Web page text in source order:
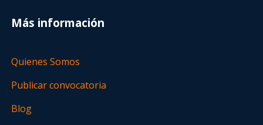
Más información
Quienes Somos
Publicar convocatoria
Blog